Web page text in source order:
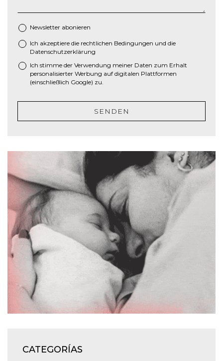
h
M
S
h
g
t
J
J
J
J
Newsletter abonieren
* Ich akzeptiere die rechtlichen Bedingungen und die
Datenschutzerklärung
Ich stimme der Verwendung meiner Daten zum Erhalt
personalisierter Werbung auf digitalen Plattformen
(einschließlich Google) zu.
SENDEN
CATEGORÍAS